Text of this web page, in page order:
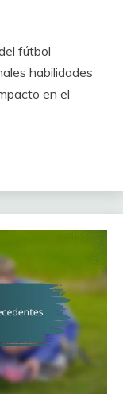
fútbol
habilidades
en el